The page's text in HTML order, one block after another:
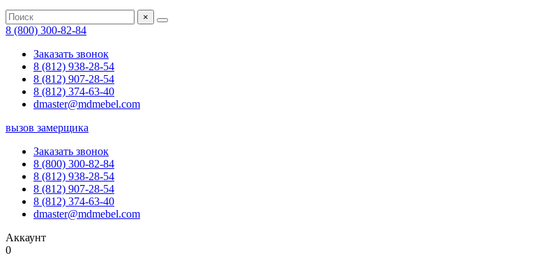
×
8 (800) 300-82-84
Заказать звонок
8 (812) 938-28-54
8 (812) 907-28-54
8 (812) 374-63-40
dmaster@mdmebel.com
вызов замерщика
Заказать звонок
8 (800) 300-82-84
8 (812) 938-28-54
8 (812) 907-28-54
8 (812) 374-63-40
dmaster@mdmebel.com
Аккаунт
0